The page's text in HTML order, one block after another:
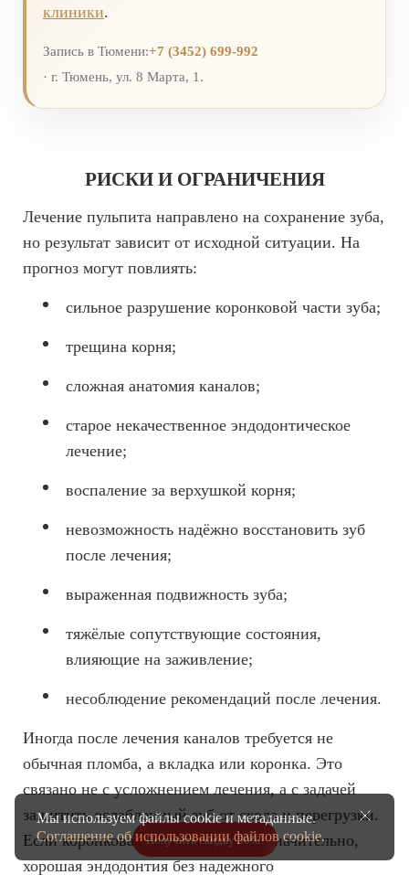
клиники.
Запись в Тюмени:+7 (3452) 699-992
· г. Тюмень, ул. 8 Марта, 1.
РИСКИ И ОГРАНИЧЕНИЯ
Лечение пульпита направлено на сохранение зуба,
но результат зависит от исходной ситуации. На
прогноз могут повлиять:
сильное разрушение коронковой части зуба;
трещина корня;
сложная анатомия каналов;
старое некачественное эндодонтическое
лечение;
воспаление за верхушкой корня;
невозможность надёжно восстановить зуб
после лечения;
выраженная подвижность зуба;
тяжёлые сопутствующие состояния,
влияющие на заживление;
несоблюдение рекомендаций после лечения.
Иногда после лечения каналов требуется не
обычная пломба, а вкладка или коронка. Это
связано не с усложнением лечения, а с задачей
защитить ослабленный зуб от скола и перегрузки.
Если коронковая часть разрушена значительно,
хорошая эндодонтия без надежного
Получить скидку 50%!
Мы используем файлы cookie и метаданные.
Соглашение об использовании файлов cookie.